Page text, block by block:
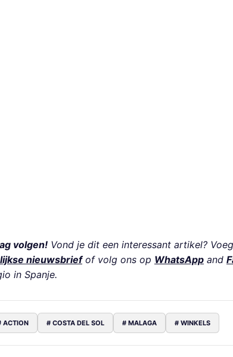
volgen! Vond je dit een interessant artikel?
nieuwsbriefof volg ons op WhatsApp and
in Spanje.
ACTION # COSTA DEL SOL # MALAGA # WINKELS